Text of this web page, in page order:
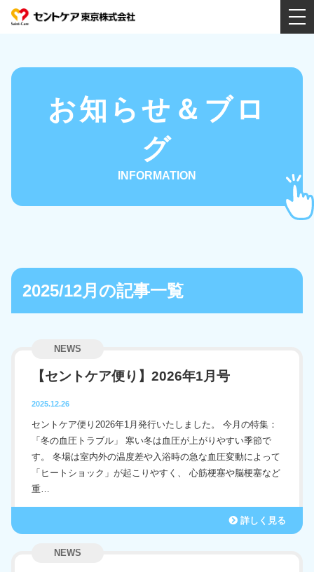
特徴
サービス
訪問介護
訪問看護
居宅介護支援
グループホーム
お知らせ＆ブロ
グ
INFORMATION
2025/12月の記事一覧
【セントケア便り】2026年1月号
NEWS
2025.12.26
セントケア便り2026年1月発行いたしました。 今月の特集：
「冬の血圧トラブル」 寒い冬は血圧が上がりやすい季節で
す。 冬場は室内外の温度差や入浴時の急な血圧変動によって
「ヒートショック」が起こりやすく、 心筋梗塞や脳梗塞など
重…
詳しく見る
NEWS